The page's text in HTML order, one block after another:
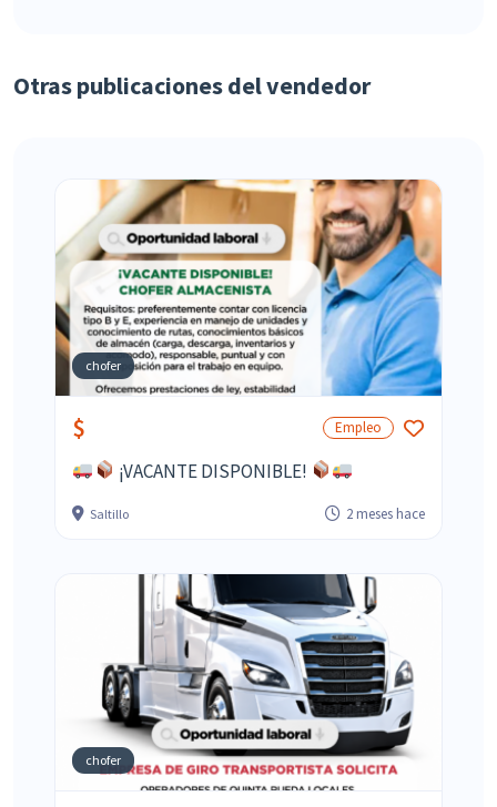
Otras publicaciones del vendedor
chofer
$ Empleo
¡VACANTE DISPONIBLE!
Saltillo 2 meses hace
chofer